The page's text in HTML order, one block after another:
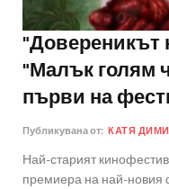
"Довереникът
"Малък голям
първи на
Публикувана от: КАТЯ
Най-старият
премиера на най-новия